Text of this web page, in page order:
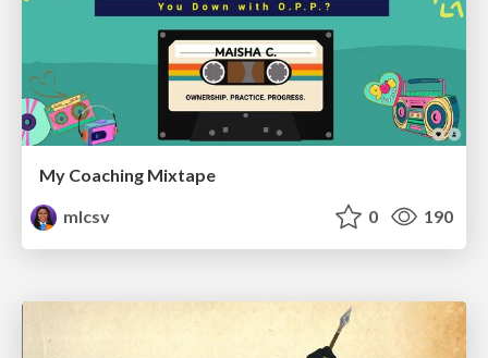
My Coaching Mixtape
mlcsv
0 190